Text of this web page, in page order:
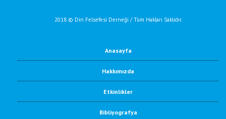
2018 © Din Felsefesi Derneği / Tüm Hakları Saklıdır.
Anasayfa
Hakkımızda
Etkinlikler
Bibliyografya